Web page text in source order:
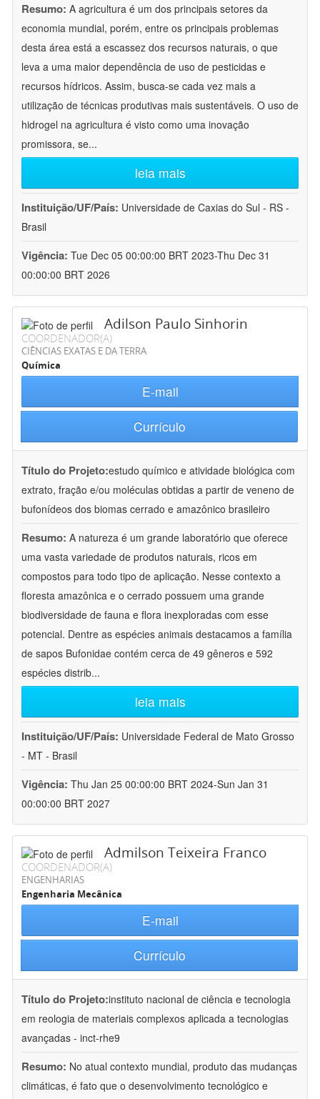
Resumo: A agricultura é um dos principais setores da
economia mundial, porém, entre os principais problemas
desta área está a escassez dos recursos naturais, o que
leva a uma maior dependência de uso de pesticidas e
recursos hídricos. Assim, busca-se cada vez mais a
utilização de técnicas produtivas mais sustentáveis. O uso de
hidrogel na agricultura é visto como uma inovação
promissora, se...
leia mais
Instituição/UF/País: Universidade de Caxias do Sul - RS -
Brasil
Vigência: Tue Dec 05 00:00:00 BRT 2023-Thu Dec 31
00:00:00 BRT 2026
Adilson Paulo Sinhorin
COORDENADOR(A)
CIÊNCIAS EXATAS E DA TERRA
Química
E-mail
Currículo
Título do Projeto:estudo químico e atividade biológica com
extrato, fração e/ou moléculas obtidas a partir de veneno de
bufonídeos dos biomas cerrado e amazônico brasileiro
Resumo: A natureza é um grande laboratório que oferece
uma vasta variedade de produtos naturais, ricos em
compostos para todo tipo de aplicação. Nesse contexto a
floresta amazônica e o cerrado possuem uma grande
biodiversidade de fauna e flora inexploradas com esse
potencial. Dentre as espécies animais destacamos a família
de sapos Bufonidae contém cerca de 49 gêneros e 592
espécies distrib...
leia mais
Instituição/UF/País: Universidade Federal de Mato Grosso
- MT - Brasil
Vigência: Thu Jan 25 00:00:00 BRT 2024-Sun Jan 31
00:00:00 BRT 2027
Admilson Teixeira Franco
COORDENADOR(A)
ENGENHARIAS
Engenharia Mecânica
E-mail
Currículo
Título do Projeto:instituto nacional de ciência e tecnologia
em reologia de materiais complexos aplicada a tecnologias
avançadas - inct-rhe9
Resumo: No atual contexto mundial, produto das mudanças
climáticas, é fato que o desenvolvimento tecnológico e